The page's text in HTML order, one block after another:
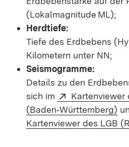
(Lokalmagnitude ML);
Herdtiefe:
Tiefe des Erdbebens
Kilometern unter NN;
Seismogramme:
Details zu den
sich im
Kartenviewer
(Baden‑Württemberg)
Kartenviewer des LGB